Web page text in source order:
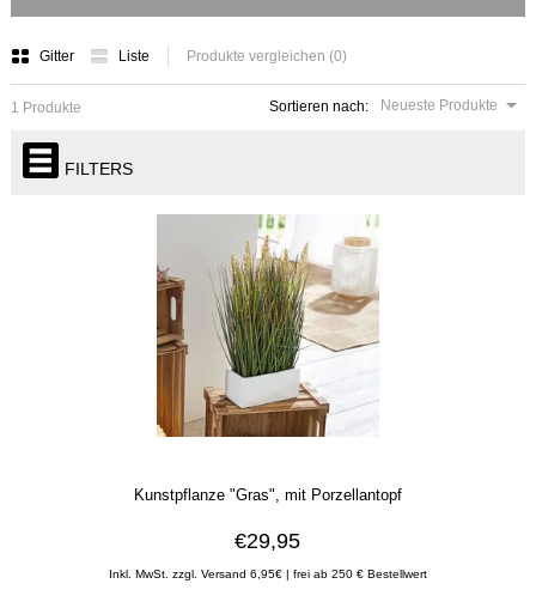
Gitter Liste Produkte vergleichen (0)
Sortieren nach: Neueste Produkte
1 Produkte
FILTERS
Kunstpflanze "Gras", mit Porzellantopf
€29,95
Inkl. MwSt. zzgl. Versand 6,95€ | frei ab 250 € Bestellwert